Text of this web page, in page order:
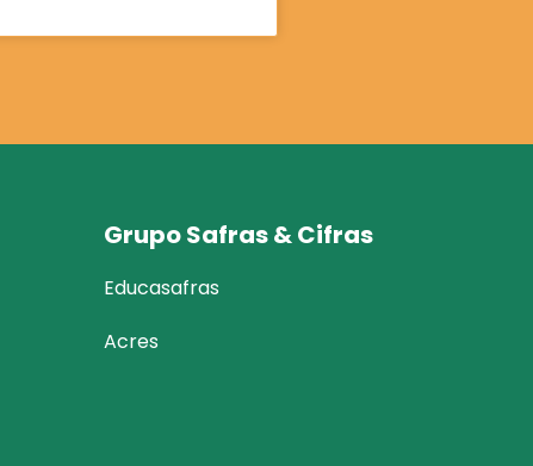
Grupo Safras & Cifras
Educasafras
Acres